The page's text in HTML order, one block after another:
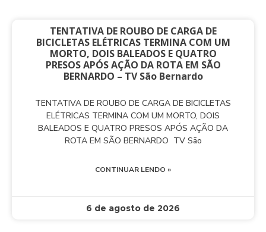
TENTATIVA DE ROUBO DE CARGA DE
BICICLETAS ELÉTRICAS TERMINA COM UM
MORTO, DOIS BALEADOS E QUATRO
PRESOS APÓS AÇÃO DA ROTA EM SÃO
BERNARDO – TV São Bernardo
TENTATIVA DE ROUBO DE CARGA DE BICICLETAS
ELÉTRICAS TERMINA COM UM MORTO, DOIS
BALEADOS E QUATRO PRESOS APÓS AÇÃO DA
ROTA EM SÃO BERNARDO TV São
CONTINUAR LENDO »
6 de agosto de 2026